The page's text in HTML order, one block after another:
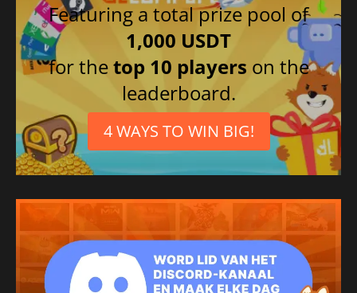
Featuring a total prize pool of
1,000 USDT
for thetop 10 players on the
leaderboard.
4 WAYS TO WIN BIG!